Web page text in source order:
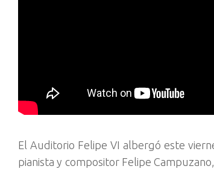
El Auditorio Felipe VI albergó este
pianista y compositor Felipe